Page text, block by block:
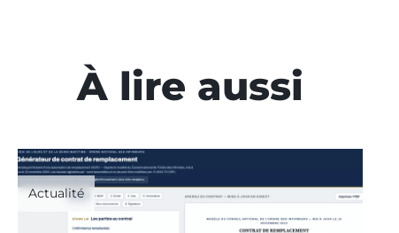
À lire aussi
Actualité